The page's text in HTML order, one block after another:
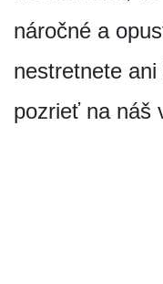
náročné a
nestretnete
pozrieť na náš